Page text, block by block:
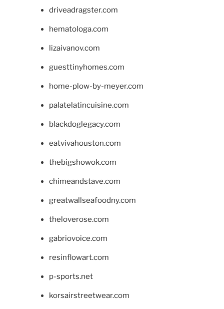
driveadragster.com
hematologa.com
lizaivanov.com
guesttinyhomes.com
home-plow-by-meyer.com
palatelatincuisine.com
blackdoglegacy.com
eatvivahouston.com
thebigshowok.com
chimeandstave.com
greatwallseafoodny.com
theloverose.com
gabriovoice.com
resinflowart.com
p-sports.net
korsairstreetwear.com